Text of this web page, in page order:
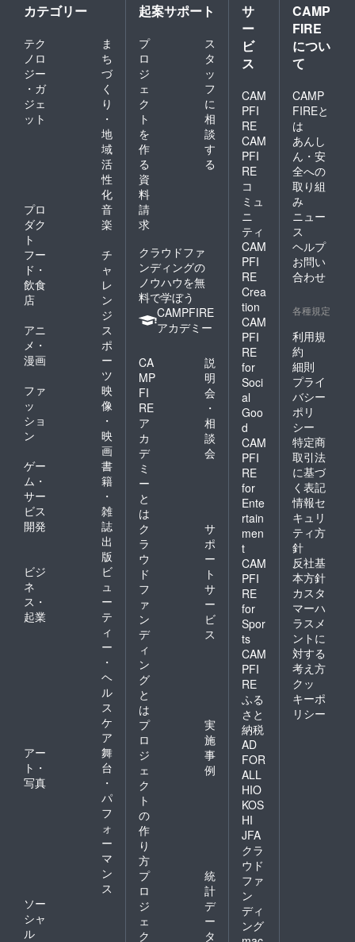
カテゴリー
テク
ノロ
ジー
・ガ
ジェ
ット
ま
ち
づ
く
り
・
地
域
活
性
化
プロ
ダク
ト
音
楽
フー
ド・
飲食
店
チ
ャ
レ
ン
ジ
アニ
メ・
漫画
ス
ポ
ー
ツ
ファ
ッ
ショ
ン
映
像
・
映
画
ゲー
ム・
サー
ビス
開発
書
籍
・
雑
誌
出
版
ビジ
ネ
ス・
起業
ビ
ュ
ー
テ
ィ
ー
・
ヘ
ル
ス
ケ
ア
アー
ト・
写真
舞
台
・
パ
フ
ォ
ー
マ
ン
ス
ソー
シャ
ル
起案サポート
プ
ロ
ジ
ェ
ク
ト
を
作
る
ス
タ
ッ
フ
に
相
談
す
る
資
料
請
求
クラウドファ
ンディングの
ノウハウを無
料で学ぼう
CAMPFIRE
アカデミー
CA
MP
FI
RE
ア
カ
デ
ミ
ー
と
は
説
明
会
・
相
談
会
ク
ラ
ウ
ド
フ
ァ
ン
デ
ィ
ン
グ
と
は
サ
ポ
ー
ト
サ
ー
ビ
ス
プ
ロ
ジ
ェ
ク
ト
の
作
り
方
実
施
事
例
プ
ロ
ジ
ェ
ク
統
計
デ
ー
タ
サ
ー
ビ
ス
CAM
PFI
RE
CAM
PFI
RE
コ
ミュ
ニ
ティ
CAM
PFI
RE
Crea
tion
CAM
PFI
RE
for
Soci
al
Goo
d
CAM
PFI
RE
for
Ente
rtain
men
t
CAM
PFI
RE
for
Spor
ts
CAM
PFI
RE
ふる
さと
納税
AD
FOR
ALL
HIO
KOS
HI
JFA
クラ
ウド
ファ
ン
ディ
ング
CAMP
FIRE
につい
て
CAMP
FIREと
は
あんし
ん・安
全への
取り組
み
ニュー
ス
ヘルプ
お問い
合わせ
各種規定
利用規
約
細則
プライ
バシー
ポリ
シー
特定商
取引法
に基づ
く表記
情報セ
キュリ
ティ方
針
反社基
本方針
カスタ
マーハ
ラスメ
ントに
対する
考え方
クッ
キーポ
リシー